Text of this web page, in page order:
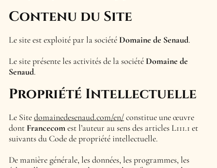
Contenu du Site
Le site est exploité par la sociétéDomaine de Senaud.
Le site présente les activités de la sociétéDomaine de
Senaud.
Propriété Intellectuelle
Le Sitedomainedesenaud.com/en/constitue une œuvre
dont Francecomest l’auteur au sens des articles L111.1 et
suivants du Code de propriété intellectuelle.
De manière générale, les données, les programmes, les